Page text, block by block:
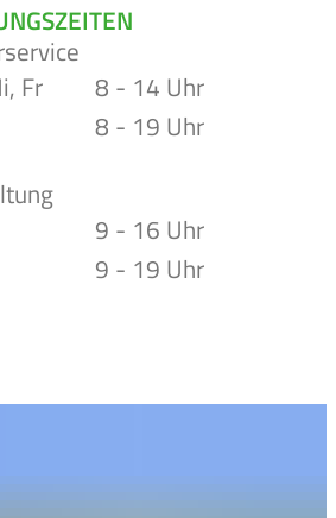
Fr
8 - 14 Uhr
8 - 19 Uhr
9 - 16 Uhr
9 - 19 Uhr